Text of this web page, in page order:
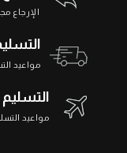
الإرجاع
مواعيد التسليم :
مواعيد